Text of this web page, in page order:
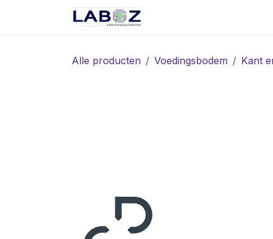
Alle producten Voedingsbodem Kant